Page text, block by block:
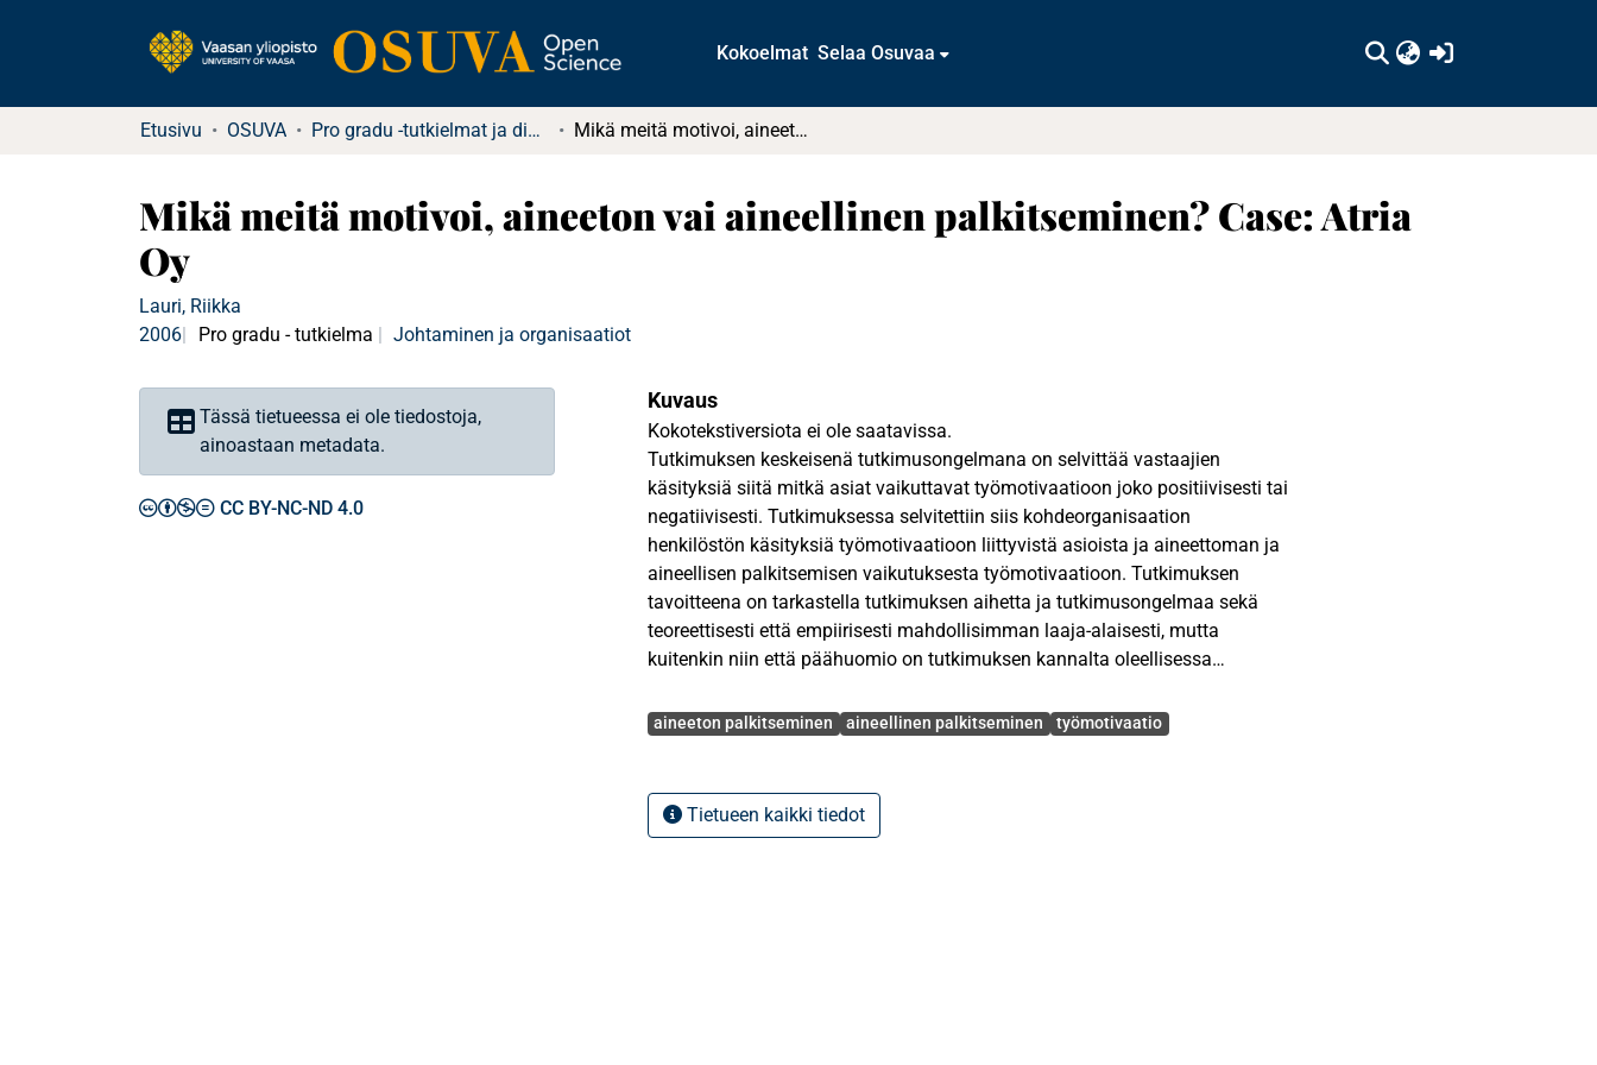
Kokoelmat Selaa Osuvaa
Etusivu OSUVA Pro gradu -tutkielmat ja diplomityöt Mikä meitä motivoi, aineeton vai aineellinen palkitseminen? Case: Atria Oy
Mikä meitä motivoi, aineeton vai aineellinen palkitseminen? Case: Atria
Oy
Lauri, Riikka
2006
Pro gradu - tutkielma Johtaminen ja organisaatiot
Tässä tietueessa ei ole tiedostoja,
ainoastaan metadata.
CC BY-NC-ND 4.0
Kuvaus
Kokotekstiversiota ei ole saatavissa.
Tutkimuksen keskeisenä tutkimusongelmana on selvittää vastaajien
käsityksiä siitä mitkä asiat vaikuttavat työmotivaatioon joko positiivisesti tai
negatiivisesti. Tutkimuksessa selvitettiin siis kohdeorganisaation
henkilöstön käsityksiä työmotivaatioon liittyvistä asioista ja aineettoman ja
aineellisen palkitsemisen vaikutuksesta työmotivaatioon. Tutkimuksen
tavoitteena on tarkastella tutkimuksen aihetta ja tutkimusongelmaa sekä
teoreettisesti että empiirisesti mahdollisimman laaja-alaisesti, mutta
kuitenkin niin että päähuomio on tutkimuksen kannalta oleellisessa
käsitteeseen ja tunnetuimpiin motivaatioteorioihin. Kirjallisuuskatsauksen
lopuksi pyritään yhdistämään nämä kaksi tutkimalla palkitsemisen
Avainsanat
aineeton palkitseminen aineellinen palkitseminen työmotivaatio
Tietueen kaikki tiedot